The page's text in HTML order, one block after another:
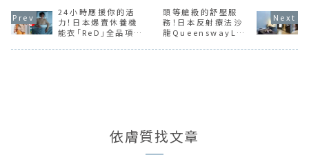
24小時應援你的活
力！日本爆賣休養機
能衣「ReD」全品項推
頭等艙級的舒壓服
務！日本反射療法沙
龍QueenswayLUX
依膚質找文章